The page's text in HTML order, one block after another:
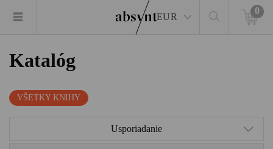
EUR
0
Katalóg
VŠETKY KNIHY
Usporiadanie